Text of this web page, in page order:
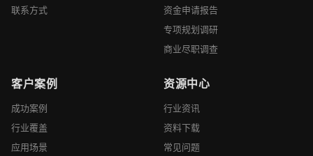
联系方式
资金申请报告
专项规划调研
商业尽职调查
客户案例
成功案例
行业覆盖
应用场景
资源中心
行业资讯
资料下载
常见问题